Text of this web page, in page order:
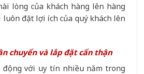
lòng của khách hàng lên hàng
luôn đặt lợi ích của quý khách lên
chuyển và lắp đặt cẩn thận
động với uy tín nhiều năm trong